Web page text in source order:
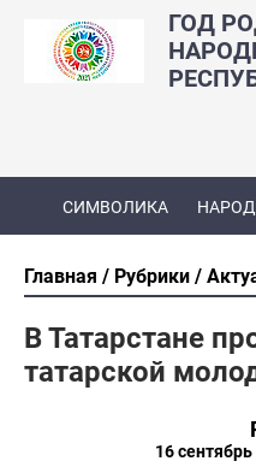
ГОД
СИМВОЛИКА
Главная Рубрики
В Татарстане
татарской
16